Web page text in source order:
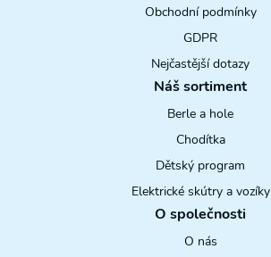
Obchodní podmínky
GDPR
Nejčastější dotazy
Náš sortiment
Berle a hole
Chodítka
Dětský program
Elektrické skútry a vozíky
O společnosti
O nás